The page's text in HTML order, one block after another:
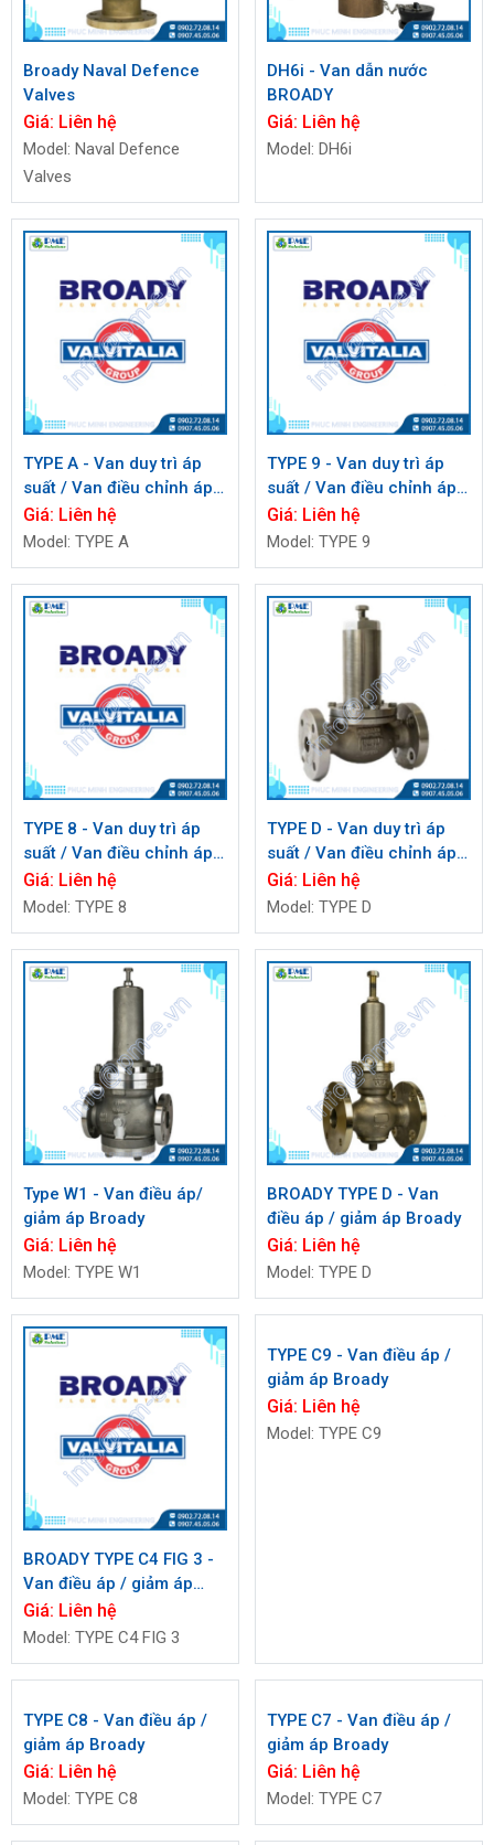
Broady Naval Defence
Valves
Giá: Liên hệ
Model: Naval Defence
Valves
DH6i - Van dẫn nước
BROADY
Giá: Liên hệ
Model: DH6i
TYPE A - Van duy trì áp
suất / Van điều chỉnh áp
suất ngược BROADY
Giá: Liên hệ
Model: TYPE A
TYPE 9 - Van duy trì áp
suất / Van điều chỉnh áp
suất ngược BROADY
Giá: Liên hệ
Model: TYPE 9
TYPE 8 - Van duy trì áp
suất / Van điều chỉnh áp
suất ngược BROADY
Giá: Liên hệ
Model: TYPE 8
TYPE D - Van duy trì áp
suất / Van điều chỉnh áp
suất ngược BROADY
Giá: Liên hệ
Model: TYPE D
Type W1 - Van điều áp/
giảm áp Broady
Giá: Liên hệ
Model: TYPE W1
BROADY TYPE D - Van
điều áp / giảm áp Broady
Giá: Liên hệ
Model: TYPE D
BROADY TYPE C4 FIG 3 -
Van điều áp / giảm áp
Broady
Giá: Liên hệ
Model: TYPE C4 FIG 3
TYPE C9 - Van điều áp /
giảm áp Broady
Giá: Liên hệ
Model: TYPE C9
TYPE C8 - Van điều áp /
giảm áp Broady
Giá: Liên hệ
Model: TYPE C8
TYPE C7 - Van điều áp /
giảm áp Broady
Giá: Liên hệ
Model: TYPE C7